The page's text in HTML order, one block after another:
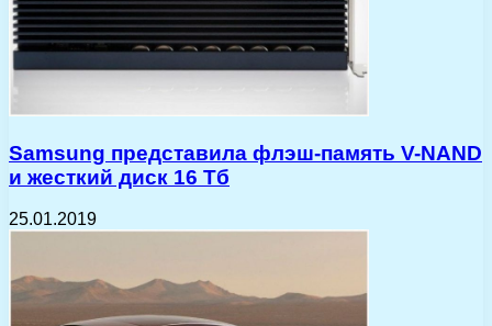
Samsung представила флэш-память V-NAND
и жесткий диск 16 Тб
25.01.2019